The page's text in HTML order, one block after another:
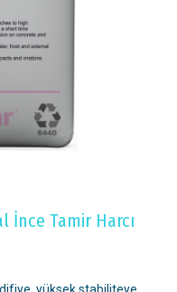
İnce Tamir Harcı
yüksek stabiliteye